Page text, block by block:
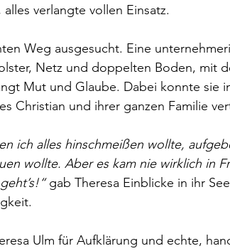
verlangte vollen Einsatz.
Weg ausgesucht. Eine
Netz und doppelten Boden, mit
Mut und Glaube. Dabei konnte sie
Christian und ihrer ganzen Familie
ich alles hinschmeißen wollte,
wollte. Aber es kam nie wirklich in
gab Theresa Einblicke in ihr
Ulm für Aufklärung und echte,